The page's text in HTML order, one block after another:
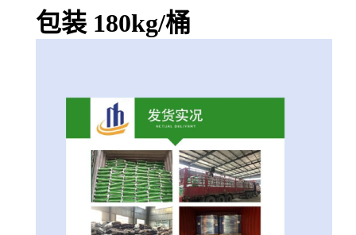
包装 180kg/桶